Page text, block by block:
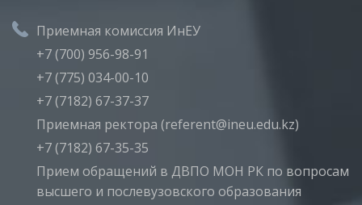
Приемная комиссия ИнЕУ
+7 (700) 956-98-91
+7 (775) 034-00-10
+7 (7182) 67-37-37
Приемная ректора (referent@ineu.edu.kz)
+7 (7182) 67-35-35
Прием обращений в ДВПО МОН РК по вопросам
высшего и послевузовского образования